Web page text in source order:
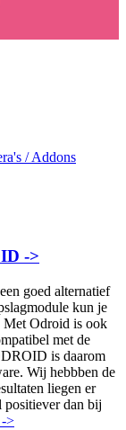
/ Addons
->
goed alternatief
kun je
Met Odroid is ook
met de
is daarom
Wij hebbben de
liegen er
positiever dan bij
>